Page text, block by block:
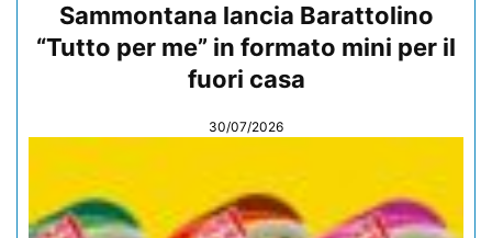
Sammontana lancia Barattolino
“Tutto per me” in formato mini per il
fuori casa
30/07/2026